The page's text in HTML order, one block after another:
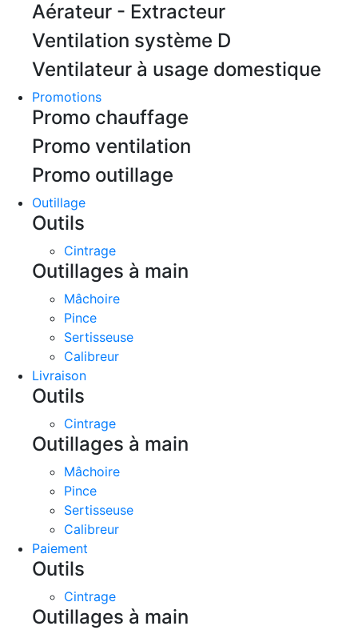
Aérateur - Extracteur
Ventilation système D
Ventilateur à usage domestique
Promotions
Promo chauffage
Promo ventilation
Promo outillage
Outillage
Outils
Cintrage
Outillages à main
Mâchoire
Pince
Sertisseuse
Calibreur
Livraison
Outils
Cintrage
Outillages à main
Mâchoire
Pince
Sertisseuse
Calibreur
Paiement
Outils
Cintrage
Outillages à main